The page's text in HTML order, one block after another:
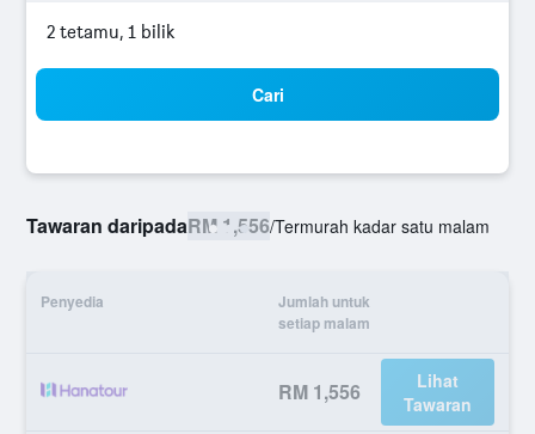
2 tetamu, 1 bilik
Cari
Tawaran daripadaRM 1,556/Termurah kadar satu malam
Penyedia
Jumlah untuk
setiap malam
RM 1,556
Lihat
Tawaran